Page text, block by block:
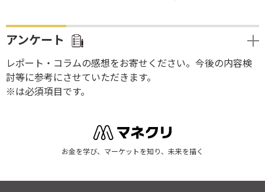
アンケート
レポート・コラムの感想をお寄せください。今後の内容検
討等に参考にさせていただきます。
※は必須項目です。
お金を学び、マーケットを知り、未来を描く